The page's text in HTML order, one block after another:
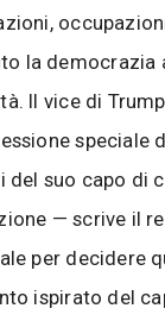
la democrazia
Il vice di
speciale
del suo capo di
— scrive il
per decidere
ispirato del